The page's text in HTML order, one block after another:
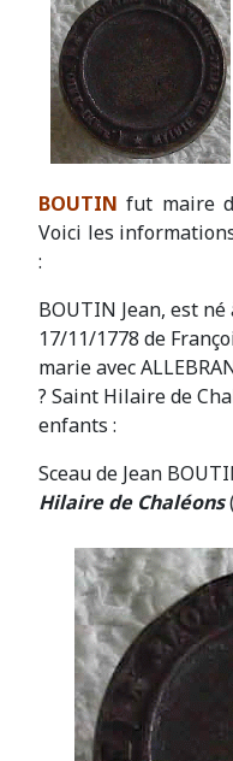
BOUTIN fut maire
Voici les
:
BOUTIN Jean, est
17/11/1778 de
marie avec
? Saint Hilaire de
enfants :
Sceau de Jean
Hilaire de Chaléons